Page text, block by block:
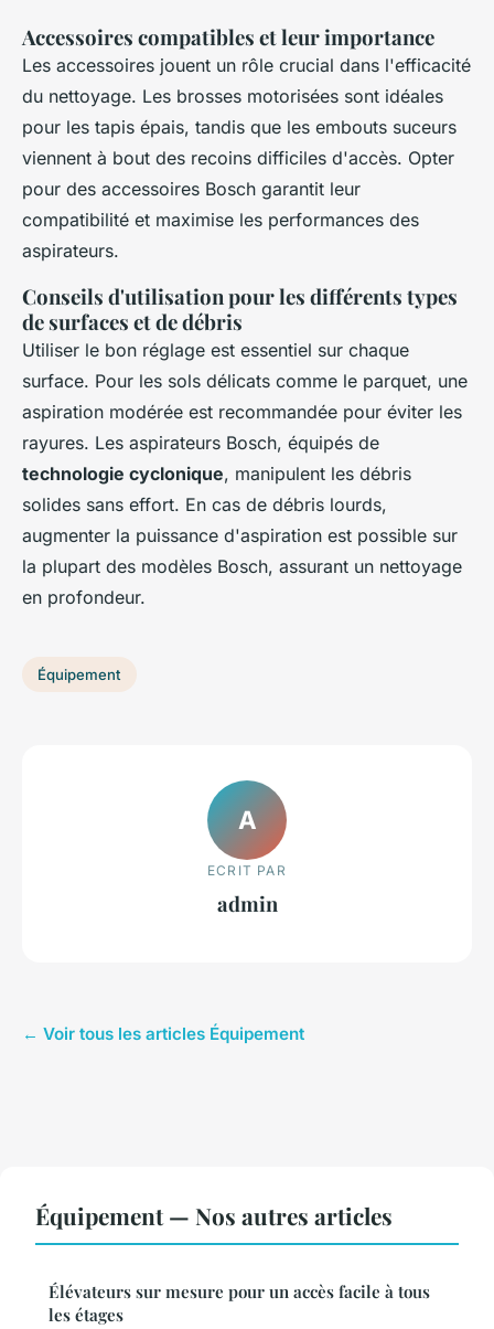
Accessoires compatibles et leur importance
Les accessoires jouent un rôle crucial dans l'efficacité
du nettoyage. Les brosses motorisées sont idéales
pour les tapis épais, tandis que les embouts suceurs
viennent à bout des recoins difficiles d'accès. Opter
pour des accessoires Bosch garantit leur
compatibilité et maximise les performances des
aspirateurs.
Conseils d'utilisation pour les différents types
de surfaces et de débris
Utiliser le bon réglage est essentiel sur chaque
surface. Pour les sols délicats comme le parquet, une
aspiration modérée est recommandée pour éviter les
rayures. Les aspirateurs Bosch, équipés de
technologie cyclonique, manipulent les débris
solides sans effort. En cas de débris lourds,
augmenter la puissance d'aspiration est possible sur
la plupart des modèles Bosch, assurant un nettoyage
en profondeur.
Équipement
A
ECRIT PAR
admin
← Voir tous les articles Équipement
Équipement — Nos autres articles
Élévateurs sur mesure pour un accès facile à tous
les étages